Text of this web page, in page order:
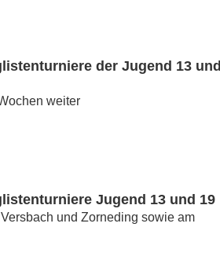
der Jugend 13 und
weiter
Jugend 13 und 19
und Zorneding sowie am